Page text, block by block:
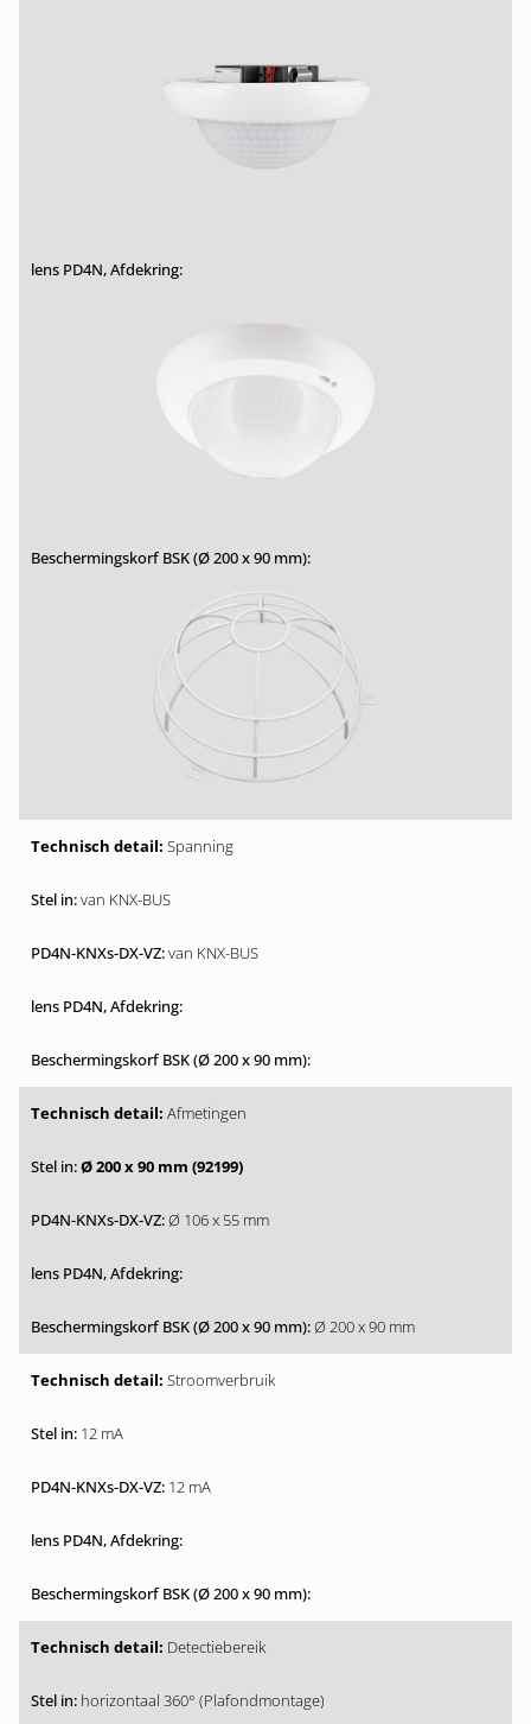
Spanning
van KNX-BUS
van KNX-BUS
Afmetingen
Ø 200 x 90 mm (92199)
Ø 106 x 55 mm
Ø 200 x 90 mm
Stroomverbruik
12 mA
12 mA
Detectiebereik
horizontaal 360° (Plafondmontage)